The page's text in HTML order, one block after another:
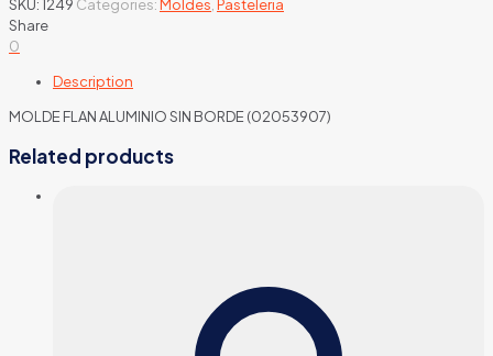
SKU:1249 Categories:Moldes Pasteleria
Share
0
Description
MOLDE FLAN ALUMINIO SIN BORDE (02053907)
Related products